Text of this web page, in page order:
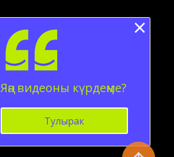
Яңа видеоны күрдеңме?
Тулырак